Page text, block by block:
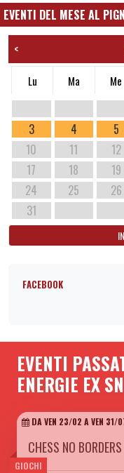
EVENTI DEL MESE AL
<
Lu Ma Me
3
4 5
10
11 12
17
18 19
24
25 26
31
FACEBOOK
EVENTI
ENERGIE EX
GIOCHI
DA VEN 23/02 A VEN 31/
CHESS NO BORDERS